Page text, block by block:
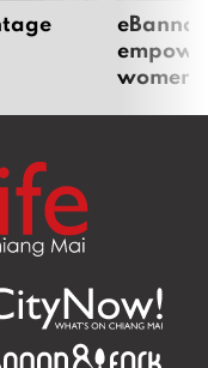
สนพิเศษ ด้วย
มุน จาก Lady and the
ชาติโอบล้อม ที่ Steake